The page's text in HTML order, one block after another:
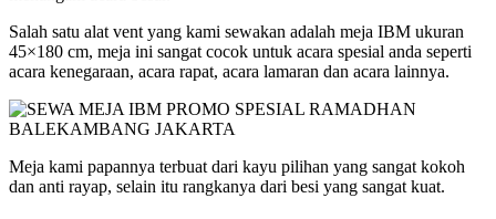
Salah satu alat vent yang kami sewakan adalah meja IBM ukuran
45×180 cm, meja ini sangat cocok untuk acara spesial anda seperti
acara kenegaraan, acara rapat, acara lamaran dan acara lainnya.
Meja kami papannya terbuat dari kayu pilihan yang sangat kokoh
dan anti rayap, selain itu rangkanya dari besi yang sangat kuat.